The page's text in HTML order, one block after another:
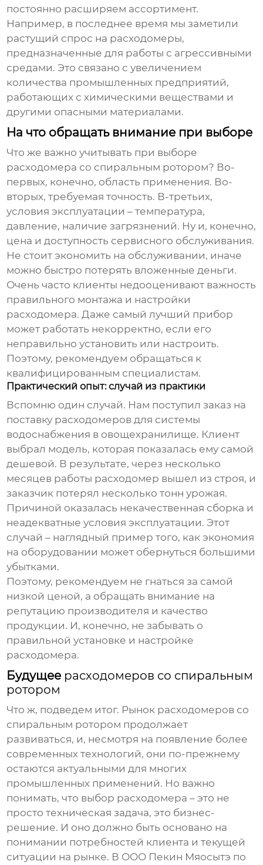
постоянно расширяем ассортимент.
Например, в последнее время мы заметили
растущий спрос на расходомеры,
предназначенные для работы с агрессивными
средами. Это связано с увеличением
количества промышленных предприятий,
работающих с химическими веществами и
другими опасными материалами.
На что обращать внимание при выборе
Что же важно учитывать при выборе
расходомера со спиральным ротором? Во-
первых, конечно, область применения. Во-
вторых, требуемая точность. В-третьих,
условия эксплуатации – температура,
давление, наличие загрязнений. Ну и, конечно,
цена и доступность сервисного обслуживания.
Не стоит экономить на обслуживании, иначе
можно быстро потерять вложенные деньги.
Очень часто клиенты недооценивают важность
правильного монтажа и настройки
расходомера. Даже самый лучший прибор
может работать некорректно, если его
неправильно установить или настроить.
Поэтому, рекомендуем обращаться к
квалифицированным специалистам.
Практический опыт: случай из практики
Вспомню один случай. Нам поступил заказ на
поставку расходомеров для системы
водоснабжения в овощехранилище. Клиент
выбрал модель, которая показалась ему самой
дешевой. В результате, через несколько
месяцев работы расходомер вышел из строя, и
заказчик потерял несколько тонн урожая.
Причиной оказалась некачественная сборка и
неадекватные условия эксплуатации. Этот
случай – наглядный пример того, как экономия
на оборудовании может обернуться большими
убытками.
Поэтому, рекомендуем не гнаться за самой
низкой ценой, а обращать внимание на
репутацию производителя и качество
продукции. И, конечно, не забывать о
правильной установке и настройке
расходомера.
Будущее расходомеров со спиральным
ротором
Что ж, подведем итог. Рынок расходомеров со
спиральным ротором продолжает
развиваться, и, несмотря на появление более
современных технологий, они по-прежнему
остаются актуальными для многих
промышленных применений. Но важно
понимать, что выбор расходомера – это не
просто техническая задача, это бизнес-
решение. И оно должно быть основано на
понимании потребностей клиента и текущей
ситуации на рынке. В ООО Пекин Мяосытэ по